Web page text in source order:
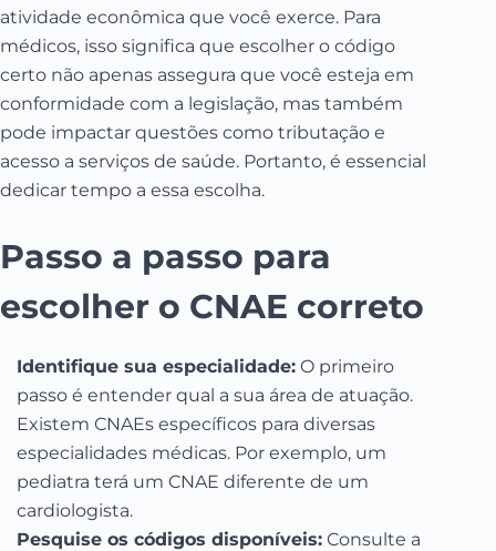
atividade econômica que você exerce. Para
médicos, isso significa que escolher o código
certo não apenas assegura que você esteja em
conformidade com a legislação, mas também
pode impactar questões como tributação e
acesso a serviços de saúde. Portanto, é essencial
dedicar tempo a essa escolha.
Passo a passo para
escolher o CNAE correto
Identifique sua especialidade: O primeiro
passo é entender qual a sua área de atuação.
Existem CNAEs específicos para diversas
especialidades médicas. Por exemplo, um
pediatra terá um CNAE diferente de um
cardiologista.
Pesquise os códigos disponíveis: Consulte a